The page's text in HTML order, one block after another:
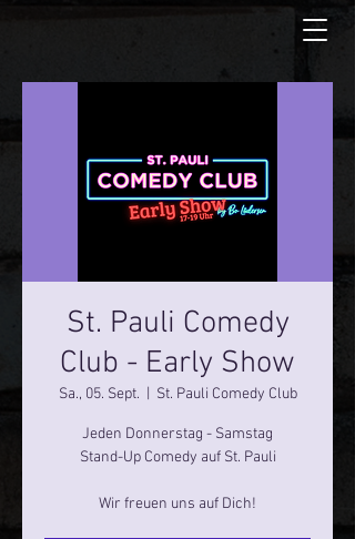
St. Pauli Comedy
Club - Early Show
Sa., 05. Sept. St. Pauli Comedy Club
Jeden Donnerstag - Samstag
Stand-Up Comedy auf St. Pauli
Wir freuen uns auf Dich!